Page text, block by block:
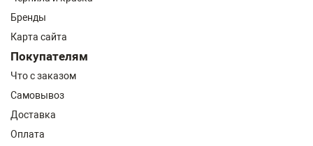
Бренды
Карта сайта
Покупателям
Что с заказом
Самовывоз
Доставка
Оплата